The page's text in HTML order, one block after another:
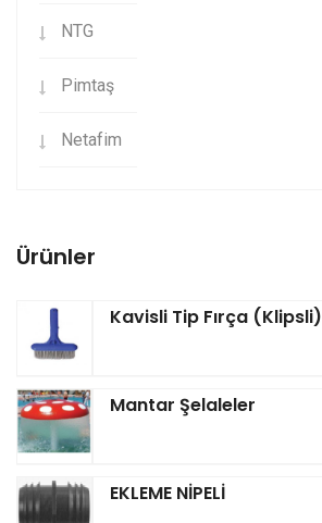
NTG
Pimtaş
Netafim
Ürünler
Kavisli Tip Fırça (Klipsli)
Mantar Şelaleler
EKLEME NİPELİ